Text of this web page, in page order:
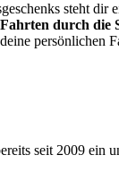
steht
durch die
persönlichen
seit 2009 ein